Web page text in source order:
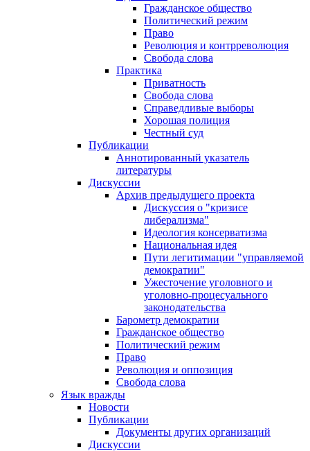
Гражданское общество
Политический режим
Право
Революция и контрреволюция
Свобода слова
Практика
Приватность
Свобода слова
Справедливые выборы
Хорошая полиция
Честный суд
Публикации
Аннотированный указатель
литературы
Дискуссии
Архив предыдущего проекта
Дискуссия о "кризисе
либерализма"
Идеология консерватизма
Национальная идея
Пути легитимации "управляемой
демократии"
Ужесточение уголовного и
уголовно-процесуального
законодательства
Барометр демократии
Гражданское общество
Политический режим
Право
Революция и оппозиция
Свобода слова
Язык вражды
Новости
Публикации
Документы других организаций
Дискуссии